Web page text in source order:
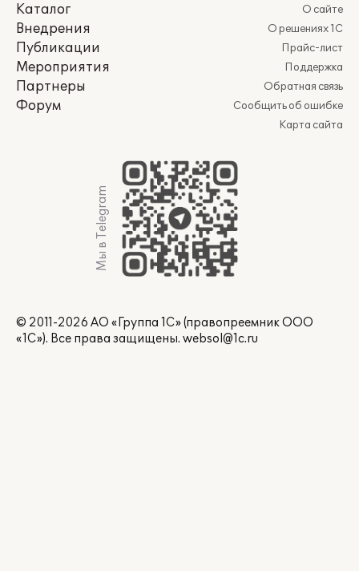
Каталог
Внедрения
Публикации
Мероприятия
Партнеры
Форум
О сайте
О решениях 1С
Прайс-лист
Поддержка
Обратная связь
Сообщить об ошибке
Карта сайта
Мы в Telegram
© 2011-2026 АО «Группа 1С» (правопреемник ООО
«1С»). Все права защищены. websol@1c.ru